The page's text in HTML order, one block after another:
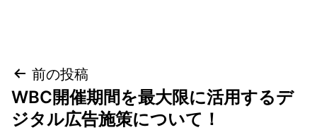
投
稿
前の投稿
WBC開催期間を最大限に活用するデ
ジタル広告施策について！